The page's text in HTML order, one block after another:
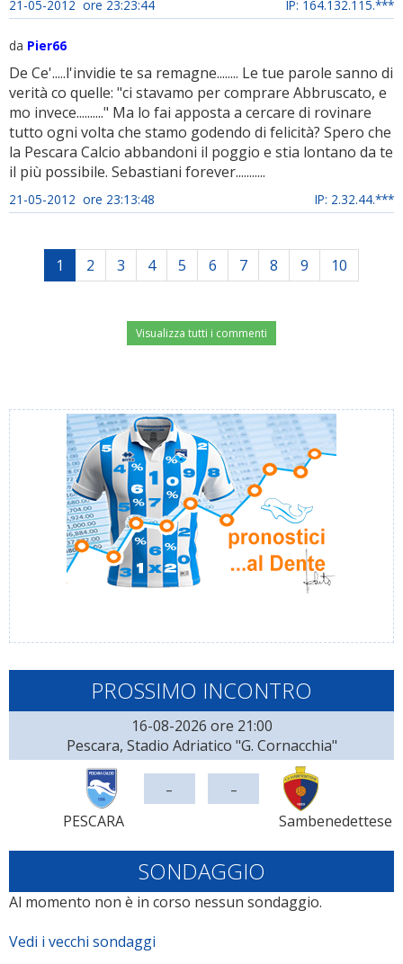
21-05-2012 ore 23:23:44 IP: 164.132.115.***
da Pier66
De Ce'.....l'invidie te sa remagne........ Le tue parole sanno di
verità co quelle: "ci stavamo per comprare Abbruscato, e
mo invece.........." Ma lo fai apposta a cercare di rovinare
tutto ogni volta che stamo godendo di felicità? Spero che
la Pescara Calcio abbandoni il poggio e stia lontano da te
il più possibile. Sebastiani forever...........
21-05-2012 ore 23:13:48 IP: 2.32.44.***
1 2 3 4 5 6 7 8 9 10
Visualizza tutti i commenti
PROSSIMO INCONTRO
16-08-2026 ore 21:00
Pescara, Stadio Adriatico "G. Cornacchia"
PESCARA
- -
Sambenedettese
SONDAGGIO
Al momento non è in corso nessun sondaggio.
Vedi i vecchi sondaggi